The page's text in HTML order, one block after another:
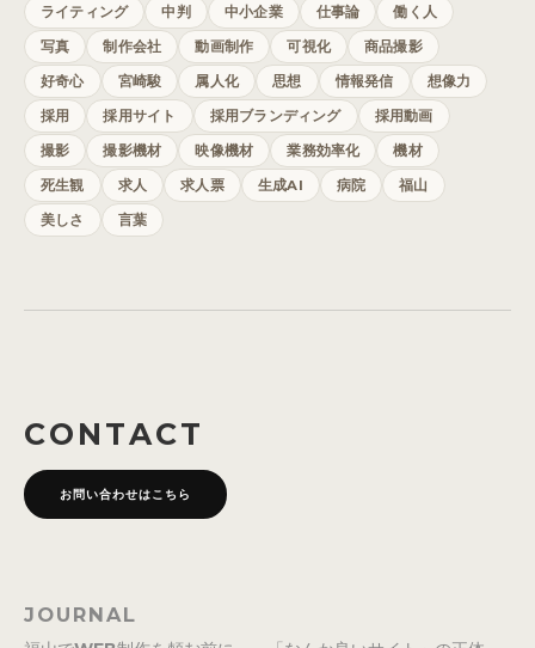
ライティング 中判 中小企業 仕事論 働く人
写真 制作会社 動画制作 可視化 商品撮影
好奇心 宮崎駿 属人化 思想 情報発信 想像力
採用 採用サイト 採用ブランディング 採用動画
撮影 撮影機材 映像機材 業務効率化 機材
死生観 求人 求人票 生成AI 病院 福山
美しさ 言葉
CONTACT
お問い合わせはこちら
JOURNAL